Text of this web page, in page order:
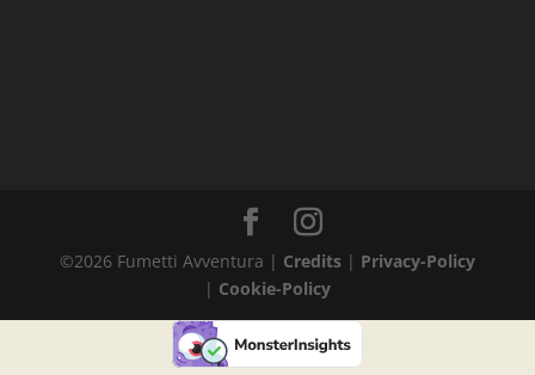
©2026 Fumetti Avventura | Credits| Privacy-Policy
| Cookie-Policy